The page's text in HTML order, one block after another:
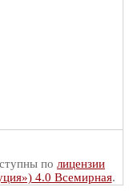
по лицензии
4.0 Всемирная.